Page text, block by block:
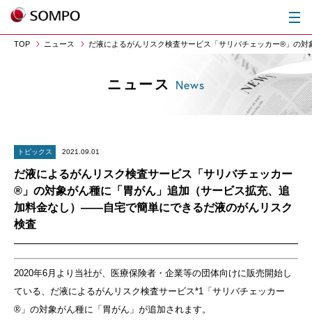
TOP ニュース だ液によるがんリスク検査サービス「サリバチェッカー®」の
ニュース News
トピックス 2021.09.01
だ液によるがんリスク検査サービス「サリバチェッカー
®」の対象がん種に「胃がん」追加（サービス拡充、追
加料金なし）――自宅で簡単にできるだ液のがんリスク
検査
2020年6月より当社が、医療保険者・企業等の団体向けに販売開始し
ている、だ液によるがんリスク検査サービス*1「サリバチェッカー
®」の対象がん種に「胃がん」が追加されます。